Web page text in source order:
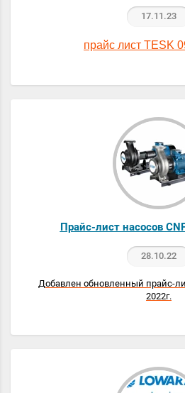
17.11.23
прайс лист TESK
Прайс-лист насосов
28.10.22
Добавлен обновленный прайс-
2022г.